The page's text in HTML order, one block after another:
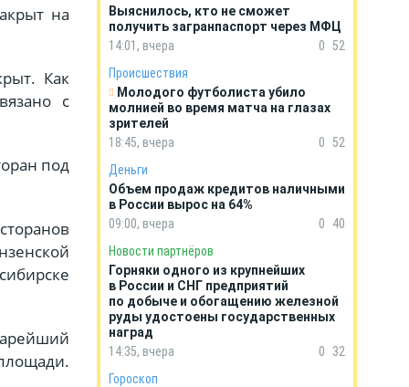
на
Как
с
под
Выяснилось, кто не сможет
получить загранпаспорт через МФЦ
14:01, вчера
0 52
Происшествия
Молодого футболиста убило
молнией во время матча на глазах
зрителей
18:45, вчера
0 52
Деньги
Объем продаж кредитов наличными
в России вырос на 64%
09:00, вчера
0
40
Новости партнёров
Горняки одного из крупнейших
в России и СНГ предприятий
по добыче и обогащению железной
руды удостоены государственных
наград
14:35, вчера
0
32
Гороскоп